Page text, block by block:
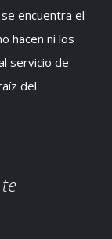
encuentra el
hacen ni los
servicio de
del